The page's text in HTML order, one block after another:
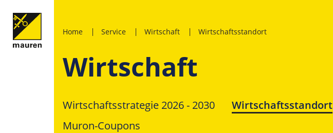
Home Service Wirtschaft Wirtschaftsstandort
Wirtschaft
Wirtschaftsstrategie 2026 - 2030 Wirtschaftsstandort
Muron-Coupons